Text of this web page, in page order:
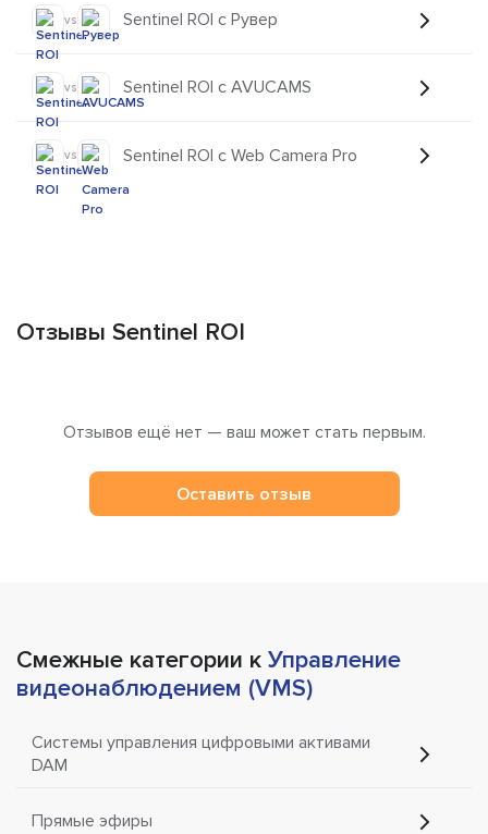
vs Sentinel ROI с Рувер
vs Sentinel ROI с AVUCAMS
vs Sentinel ROI с Web Camera Pro
Отзывы Sentinel ROI
Отзывов ещё нет — ваш может стать первым.
Оставить отзыв
Смежные категории к Управление
видеонаблюдением (VMS)
Системы управления цифровыми активами
DAM
Прямые эфиры